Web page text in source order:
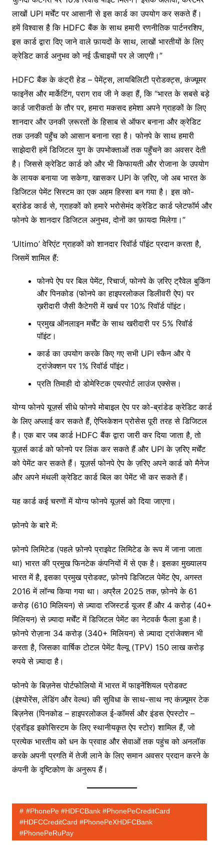
लाखों UPI मर्चेंट पर आसानी से इस कार्ड का उपयोग कर सकते हैं।
हमें विश्वास है कि HDFC बैंक के साथ हमारी रणनीतिक पार्टनरशिप,
इस कार्ड द्वारा दिए जाने वाले फ़ायदों के साथ, लाखों भारतीयों के लिए
क्रेडिट कार्ड अनुभव को नई ऊँचाइयों पर ले जाएगी।”
HDFC बैंक के कंट्री हेड – पेमेंट्स, लायबिलिटी प्रोडक्ट्स, कंज्यूमर
फाइनेंस और मार्केटिंग, पराग राव जी ने कहा हैं, कि “भारत के सबसे बड़े
कार्ड जारीकर्ता के तौर पर, हमारा मकसद हमेशा अपने ग्राहकों के लिए
शानदार और उनकी ज़रूरतों के हिसाब से ऑफर बनाना और क्रेडिट
तक उनकी पहुँच को आसान बनाना रहा है। फोनपे के साथ हमारी
साझेदारी हमें डिजिटल युग के उपभोक्ताओं तक पहुँचने का अवसर देती
है। जिससे क्रेडिट कार्ड को और भी किफायती और रोजाना के उपयोग
के लायक बनाया जा सकेगा, खासकर UPI के ज़रिए, जो अब भारत के
डिजिटल पेमेंट सिस्टम का एक अहम हिस्सा बन गया है। इस को-
ब्रांडेड कार्ड से, ग्राहकों को हमारे भरोसेमंद क्रेडिट कार्ड प्लेटफॉर्म और
फोनपे के शानदार डिजिटल अनुभव, दोनों का फ़ायदा मिलेगा।”
‘Ultimo’ वेरिएंट ग्राहकों को शानदार रिवॉर्ड पॉइंट प्रदान करता है,
जिसमें शामिल हैं:
फोनपे ऐप पर बिल पेमेंट, रिचार्ज, फोनपे के ज़रिए ट्रैवेल बुकिंग
और पिनकोड (फोनपे का हाइपरलोकल डिलीवरी ऐप) पर
ख़रीदारी जैसी कैटेगरी में खर्च पर 10% रिवॉर्ड पॉइंट।
प्रमुख ऑनलाइन मर्चेंट के साथ खरीदारी पर 5% रिवॉर्ड
पॉइंट।
कार्ड का उपयोग करके किए गए सभी UPI स्कैन और पे
ट्रांजेक्शन पर 1% रिवॉर्ड पॉइंट।
प्रति तिमाही दो डोमेस्टिक एयरपोर्ट लाउंज एक्सेस।
योग्य फोनपे यूज़र्स सीधे फोनपे मोबाइल ऐप पर को-ब्रांडेड क्रेडिट कार्ड
के लिए अप्लाई कर सकते हैं, ऐप्लिकेशन प्रोसेस पूरी तरह से डिजिटल
है। एक बार जब कार्ड HDFC बैंक द्वारा जारी कर दिया जाता है, तो
यूज़र्स कार्ड को फोनपे पर लिंक कर सकते हैं और UPI के ज़रिए मर्चेंट
को पेमेंट कर सकते हैं। यूज़र्स फोनपे ऐप के ज़रिए अपने कार्ड को मैनेज
और अपने मंथली क्रेडिट कार्ड बिल का पेमेंट भी कर सकते हैं।
यह कार्ड कई चरणों में योग्य फोनपे यूज़र्स को दिया जाएगा।
फ़ोनपे के बारे में:
फ़ोनपे लिमिटेड (पहले फ़ोनपे प्राइवेट लिमिटेड के रूप में जाना जाता
था) भारत की प्रमुख फिनटेक कंपनियों में से एक है। इसका मुख्यालय
भारत में है, इसका प्रमुख प्रोडक्ट, फ़ोनपे डिजिटल पेमेंट ऐप, अगस्त
2016 में लॉन्च किया गया था। अप्रैल 2025 तक, फ़ोनपे के 61
करोड़ (610 मिलियन) से ज़्यादा रजिस्टर्ड यूजर हैं और 4 करोड़ (40+
मिलियन) से ज़्यादा मर्चेंट में डिजिटल पेमेंट का नेटवर्क फैला हुआ है।
फ़ोनपे रोज़ाना 34 करोड़ (340+ मिलियन) से ज़्यादा ट्रांजेक्शन भी
करता है, जिसका वार्षिक टोटल पेमेंट वैल्यू (TPV) 150 लाख करोड़
रुपये से ज़्यादा है।
फोनपे के बिज़नेस पोर्टफोलियो में भारत में फाइनेंशियल प्रोडक्ट
(इंश्योरेंस, लेंडिंग और वेल्थ) की सुविधा के साथ-साथ नए कंज़्यूमर टेक
बिज़नेस (पिनकोड – हाइपरलोकल ई-कॉमर्स और इंडस ऐपस्टोर –
एंड्रॉइड इकोसिस्टम के लिए स्थानीयकृत ऐप स्टोर) शामिल हैं, जो
प्रत्येक भारतीय को धन के प्रवाह और सेवाओं तक पहुंच को अनलॉक
करके अपनी प्रगति में तेजी लाने के लिए समान अवसर प्रदान करने के
कंपनी के दृष्टिकोण के अनुरूप हैं।
#PhonePe #HDFCBank #PhonePeCreditCard
#HDFCCreditCard #PhonePeXHDFCBank
#PhonePeRuPay